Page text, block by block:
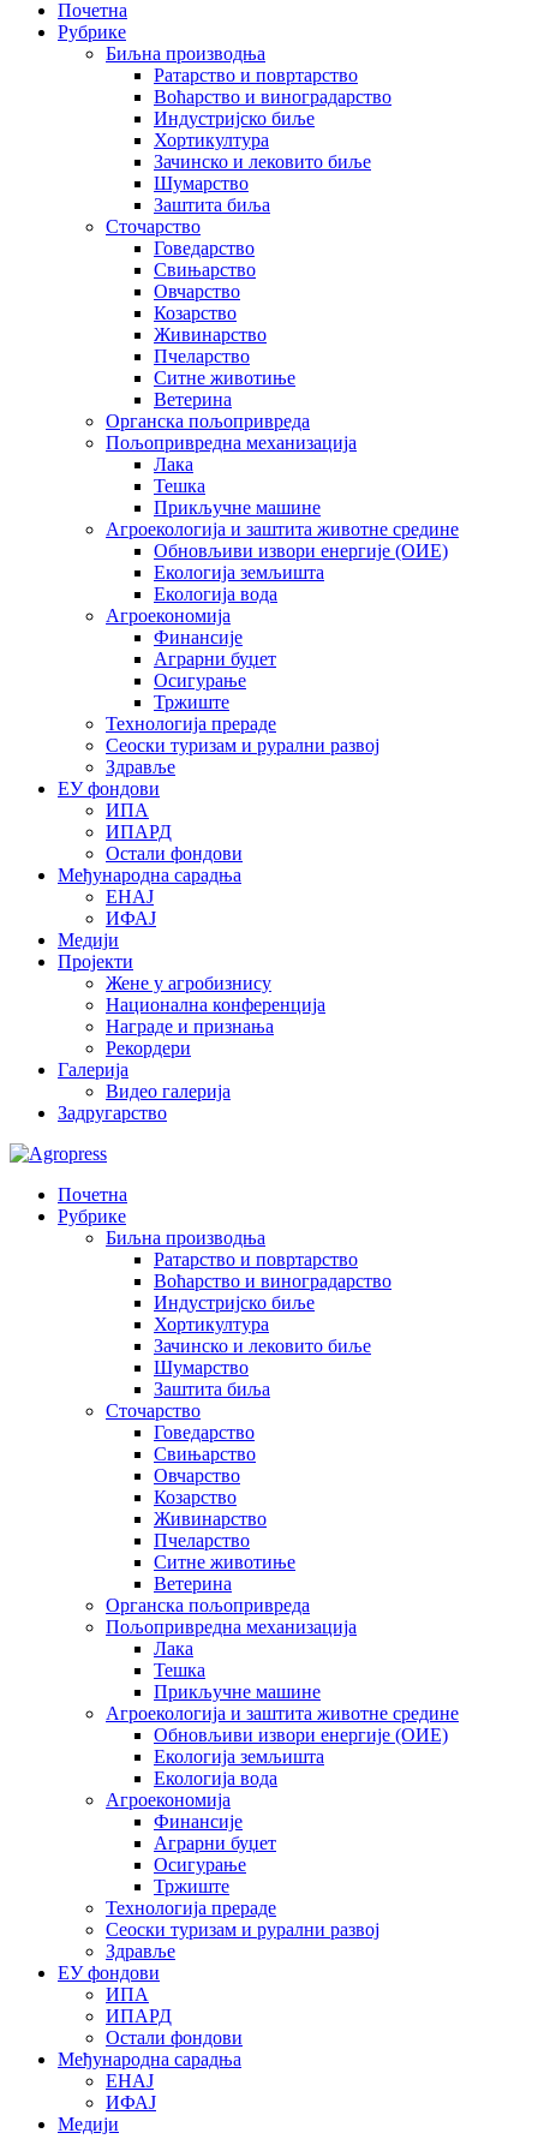
Почетна
Рубрике
Биљна производња
Ратарство и повртарство
Воћарство и виноградарство
Индустријско биље
Хортикултура
Зачинско и лековито биље
Шумарство
Заштита биља
Сточарство
Говедарство
Свињарство
Овчарство
Козарство
Живинарство
Пчеларство
Ситне животиње
Ветерина
Органска пољопривреда
Пољопривредна механизација
Лака
Тешка
Прикључне машине
Агроекологија и заштита животне средине
Обновљиви извори енергије (ОИЕ)
Екологија земљишта
Екологија вода
Агроекономија
Финансије
Аграрни буџет
Осигурање
Тржиште
Технологија прераде
Сеоски туризам и рурални развој
Здравље
ЕУ фондови
ИПА
ИПАРД
Остали фондови
Међународна сарадња
ЕНАЈ
ИФАЈ
Медији
Пројекти
Жене у агробизнису
Национална конференција
Награде и признања
Рекордери
Галерија
Видео галерија
Задругарство
Почетна
Рубрике
Биљна производња
Ратарство и повртарство
Воћарство и виноградарство
Индустријско биље
Хортикултура
Зачинско и лековито биље
Шумарство
Заштита биља
Сточарство
Говедарство
Свињарство
Овчарство
Козарство
Живинарство
Пчеларство
Ситне животиње
Ветерина
Органска пољопривреда
Пољопривредна механизација
Лака
Тешка
Прикључне машине
Агроекологија и заштита животне средине
Обновљиви извори енергије (ОИЕ)
Екологија земљишта
Екологија вода
Агроекономија
Финансије
Аграрни буџет
Осигурање
Тржиште
Технологија прераде
Сеоски туризам и рурални развој
Здравље
ЕУ фондови
ИПА
ИПАРД
Остали фондови
Међународна сарадња
ЕНАЈ
ИФАЈ
Медији